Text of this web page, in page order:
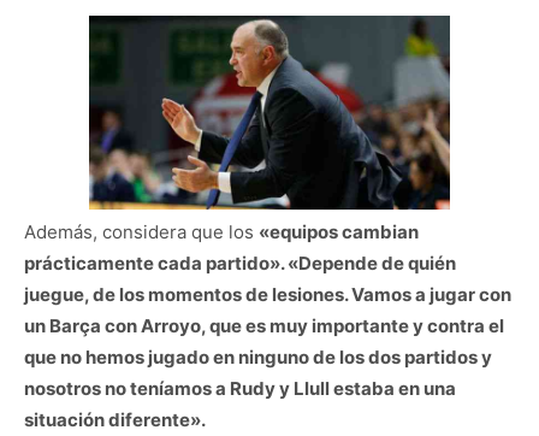
Además, considera que los «equipos cambian
prácticamente cada partido». «Depende de quién
juegue, de los momentos de lesiones. Vamos a jugar con
un Barça con Arroyo, que es muy importante y contra el
que no hemos jugado en ninguno de los dos partidos y
nosotros no teníamos a Rudy y Llull estaba en una
situación diferente».